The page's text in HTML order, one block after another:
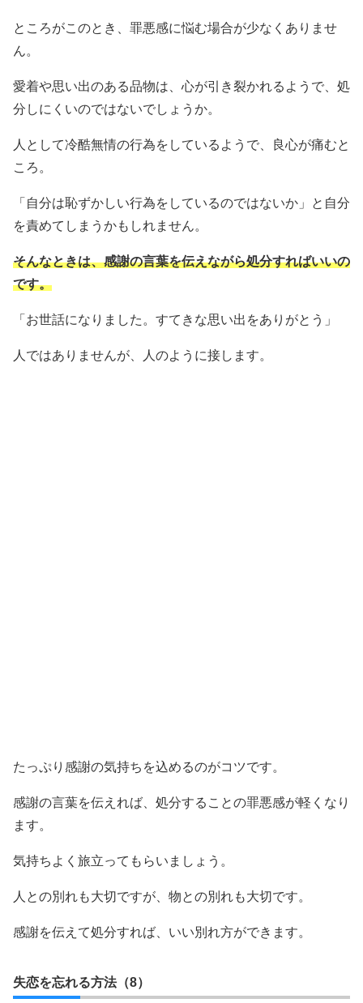
ところがこのとき、罪悪感に悩む場合が少なくありませ
ん。
愛着や思い出のある品物は、心が引き裂かれるようで、処
分しにくいのではないでしょうか。
人として冷酷無情の行為をしているようで、良心が痛むと
ころ。
「自分は恥ずかしい行為をしているのではないか」と自分
を責めてしまうかもしれません。
そんなときは、感謝の言葉を伝えながら処分すればいいの
です。
「お世話になりました。すてきな思い出をありがとう」
人ではありませんが、人のように接します。
たっぷり感謝の気持ちを込めるのがコツです。
感謝の言葉を伝えれば、処分することの罪悪感が軽くなり
ます。
気持ちよく旅立ってもらいましょう。
人との別れも大切ですが、物との別れも大切です。
感謝を伝えて処分すれば、いい別れ方ができます。
失恋を忘れる方法（8）